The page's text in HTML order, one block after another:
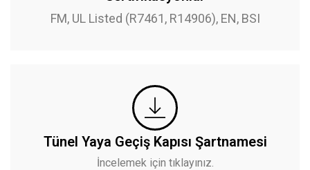
FM, UL Listed (R7461, R14906), EN, BSI
Tünel Yaya Geçiş Kapısı Şartnamesi
İncelemek için tıklayınız.